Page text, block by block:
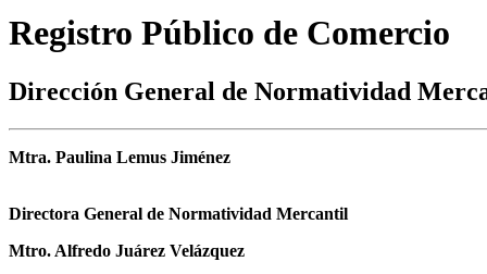
Registro Público de Comercio
Dirección General de Normatividad
Mtra. Paulina Lemus Jiménez
Directora General de Normatividad Mercantil
Mtro. Alfredo Juárez Velázquez